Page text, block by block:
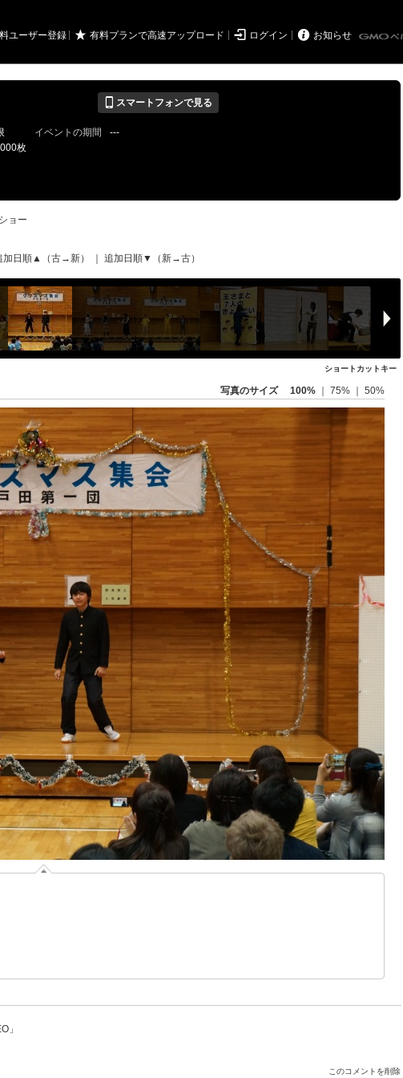
ユーザー登録 ★ 有料プランで高速アップロード  ログイン  お知らせ
📱 スマートフォンで見る
イベントの期間
---
枚
ョー
加日順▲（古→新） 追加日順▼（新→古）
ショートカットキー
写真のサイズ 100% 75% 50%
」
このコメントを削除